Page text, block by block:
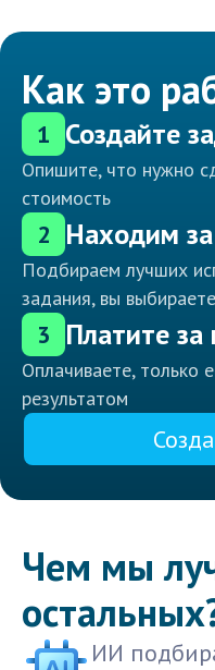
Как это
1 Создайте
Опишите, что нужно
стоимость
2 Находим
Подбираем лучших
задания, вы
3 Платите за
Оплачиваете, только
результатом
Чем мы
ИИ